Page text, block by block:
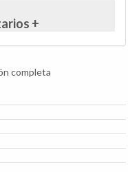
+
completa